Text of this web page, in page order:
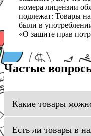
номера лицензии
подлежат: Товары
были в
«О защите прав
Частые
Какие товары
Есть ли товары в